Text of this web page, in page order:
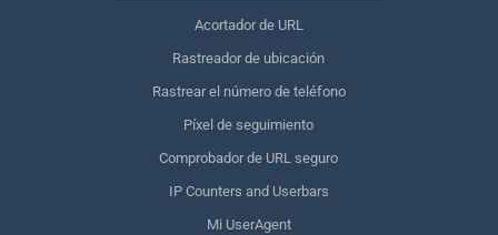
Acortador de URL
Rastreador de ubicación
Rastrear el número de teléfono
Píxel de seguimiento
Comprobador de URL seguro
IP Counters and Userbars
Mi UserAgent